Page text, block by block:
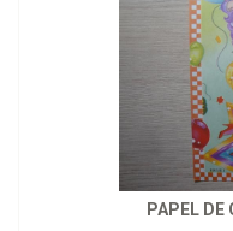
PAPEL DE